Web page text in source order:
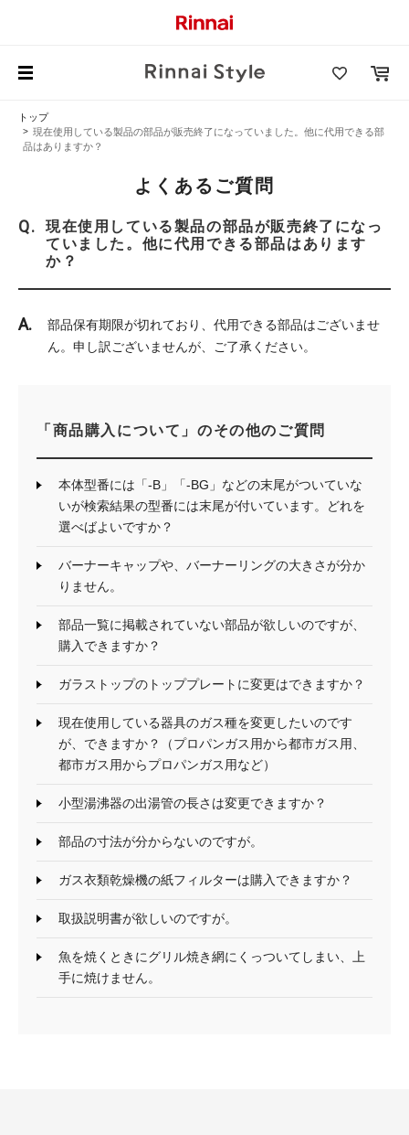
トップ
現在使用している製品の部品が販売終了になっていました。他に代用できる部
品はありますか？
よくあるご質問
現在使用している製品の部品が販売終了になっ
ていました。他に代用できる部品はあります
か？
部品保有期限が切れており、代用できる部品はございませ
ん。申し訳ございませんが、ご了承ください。
「商品購入について」のその他のご質問
本体型番には「-B」「-BG」などの末尾がついていな
いが検索結果の型番には末尾が付いています。どれを
選べばよいですか？
バーナーキャップや、バーナーリングの大きさが分か
りません。
部品一覧に掲載されていない部品が欲しいのですが、
購入できますか？
ガラストップのトッププレートに変更はできますか？
現在使用している器具のガス種を変更したいのです
が、できますか？（プロパンガス用から都市ガス用、
都市ガス用からプロパンガス用など）
小型湯沸器の出湯管の長さは変更できますか？
部品の寸法が分からないのですが。
ガス衣類乾燥機の紙フィルターは購入できますか？
取扱説明書が欲しいのですが。
魚を焼くときにグリル焼き網にくっついてしまい、上
手に焼けません。